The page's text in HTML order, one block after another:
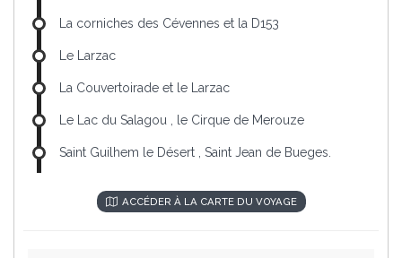
La corniches des Cévennes et la D153
Le Larzac
La Couvertoirade et le Larzac
Le Lac du Salagou , le Cirque de Merouze
Saint Guilhem le Désert , Saint Jean de Bueges.
ACCÉDER À LA CARTE DU VOYAGE